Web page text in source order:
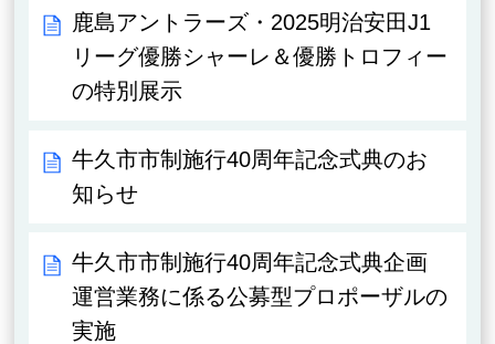
鹿島アントラーズ・2025明治安田J1
リーグ優勝シャーレ＆優勝トロフィー
の特別展示
牛久市市制施行40周年記念式典のお
知らせ
牛久市市制施行40周年記念式典企画
運営業務に係る公募型プロポーザルの
実施